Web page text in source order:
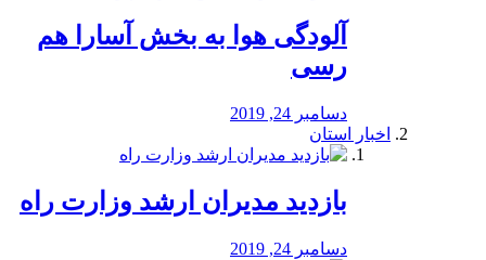
آلودگی هوا به بخش آسارا هم
رسی
دسامبر 24, 2019
اخبار استان
بازدید مدیران ارشد وزارت راه
دسامبر 24, 2019